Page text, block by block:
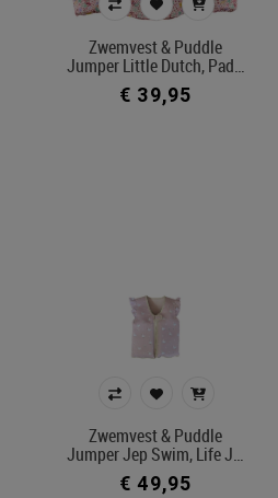
Zwemvest & Puddle
Jumper Little Dutch, Pad…
€ 39,95
Zwemvest & Puddle
Jumper Jep Swim, Life J…
€ 49,95